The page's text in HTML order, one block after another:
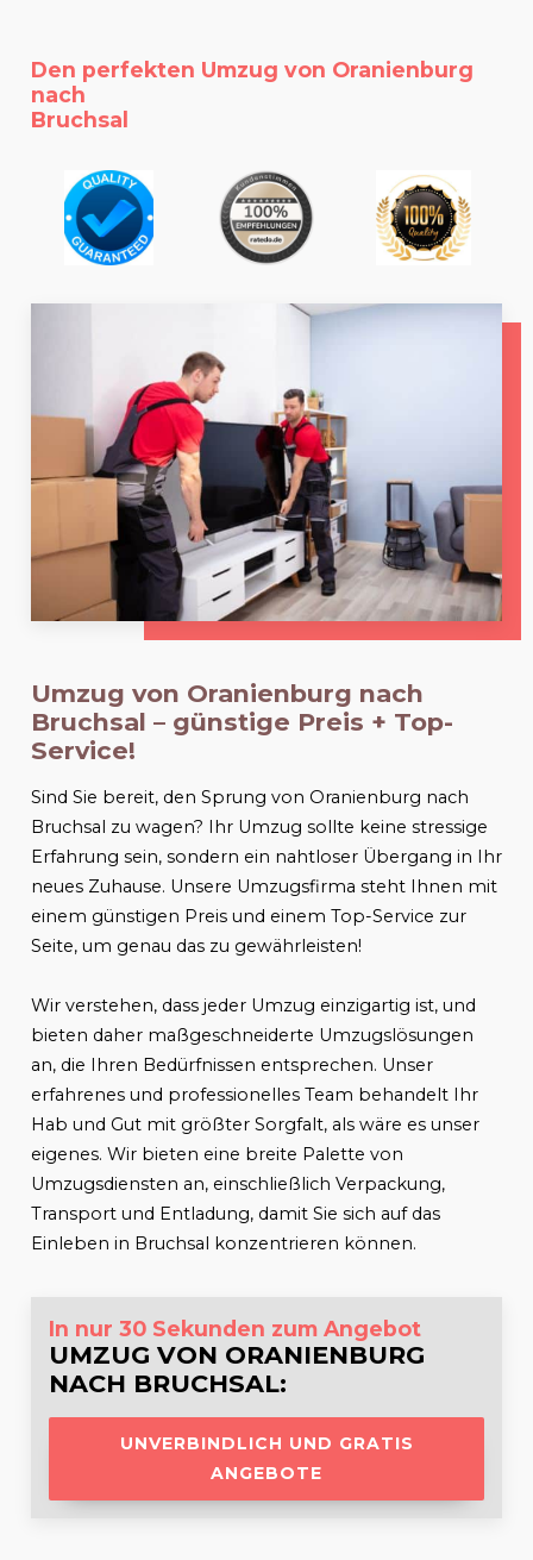
Den perfekten Umzug von Oranienburg
nach
Bruchsal
Umzug von Oranienburg nach
Bruchsal – günstige Preis + Top-
Service!
Sind Sie bereit, den Sprung von Oranienburg nach
Bruchsal zu wagen? Ihr Umzug sollte keine stressige
Erfahrung sein, sondern ein nahtloser Übergang in Ihr
neues Zuhause. Unsere Umzugsfirma steht Ihnen mit
einem günstigen Preis und einem Top-Service zur
Seite, um genau das zu gewährleisten!
Wir verstehen, dass jeder Umzug einzigartig ist, und
bieten daher maßgeschneiderte Umzugslösungen
an, die Ihren Bedürfnissen entsprechen. Unser
erfahrenes und professionelles Team behandelt Ihr
Hab und Gut mit größter Sorgfalt, als wäre es unser
eigenes. Wir bieten eine breite Palette von
Umzugsdiensten an, einschließlich Verpackung,
Transport und Entladung, damit Sie sich auf das
Einleben in Bruchsal konzentrieren können.
In nur 30 Sekunden zum Angebot
UMZUG VON ORANIENBURG
NACH BRUCHSAL:
UNVERBINDLICH UND GRATIS
ANGEBOTE